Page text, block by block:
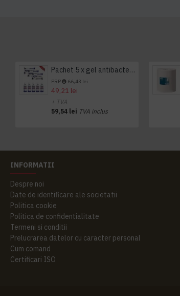
Pachet 5 x gel antibacterian 50ml si 3 x Servetele antibacteriene 48 buc Hygienium
PRP 66,43 lei
49,21 lei
+ TVA
59,54 lei TVA inclus
INFORMATII
Despre noi
Date de identificare ale societatii
Politica cookie
Politica de confidentialitate
Termeni si conditii
Prelucrarea datelor cu caracter personal
Cum comand
Certificari ISO